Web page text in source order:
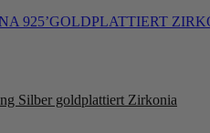
Silber goldplattiert Zirkonia